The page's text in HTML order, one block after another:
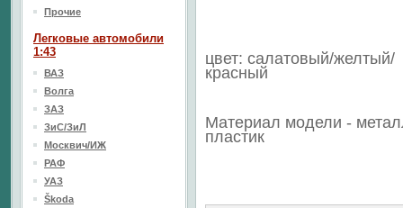
цвет: салатовый/желтый/
красный
Материал модели -
пластик
Прочие
Легковые автомобили
1:43
ВАЗ
Волга
ЗАЗ
ЗиС/ЗиЛ
Москвич/ИЖ
РАФ
УАЗ
Škoda